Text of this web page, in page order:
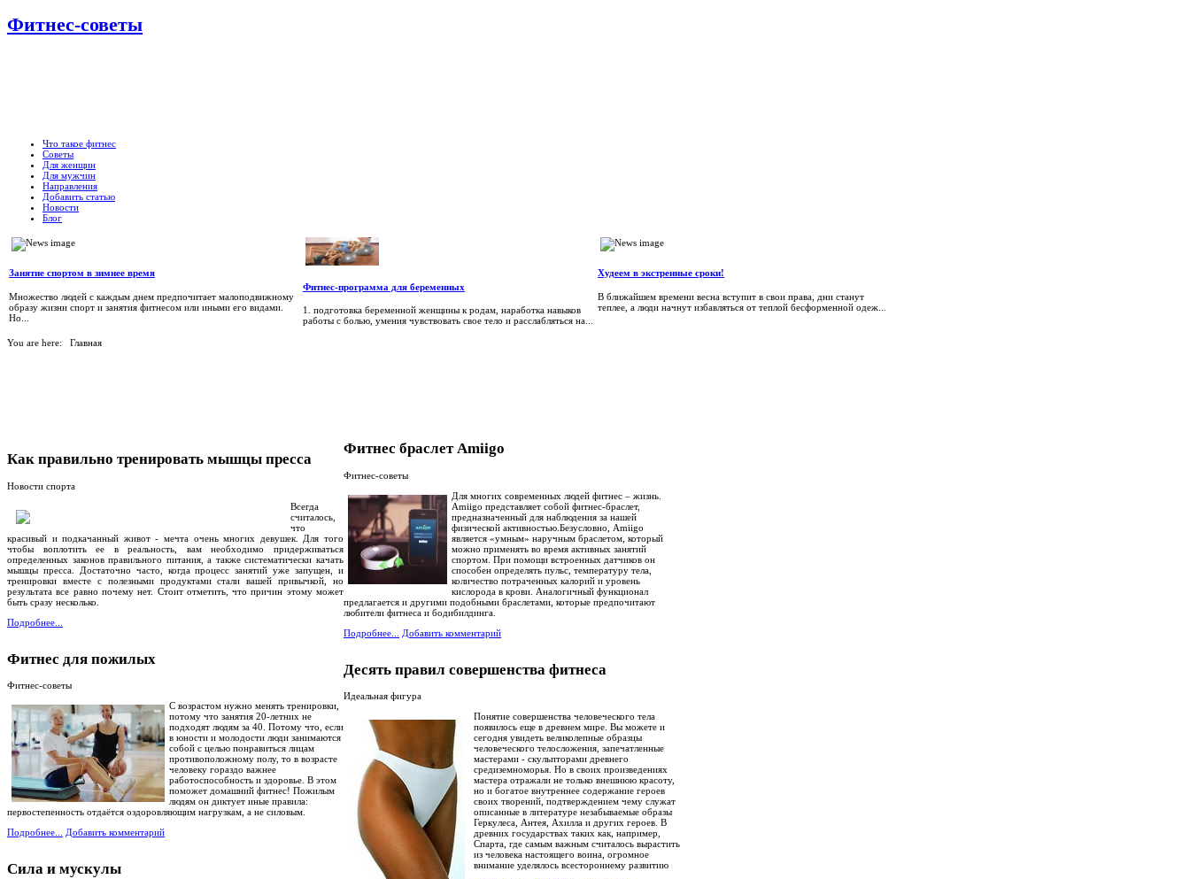
Фитнес-советы
Что такое фитнес
Советы
Для женщин
Для мужчин
Направления
Добавить статью
Новости
Блог
Занятие спортом в зимнее время
Множество людей с каждым днем предпочитает малоподвижному
образу жизни спорт и занятия фитнесом или иными его видами.
Но...
Фитнес-программа для беременных
1. подготовка беременной женщины к родам, наработка навыков
работы с болью, умения чувствовать свое тело и расслабляться на...
Худеем в экстренные сроки!
В ближайшем времени весна вступит в свои права, дни станут
теплее, а люди начнут избавляться от теплой бесформенной одеж...
You are here: Главная
Как правильно тренировать мышцы пресса
Новости спорта
Всегда
считалось,
что
красивый и подкачанный живот - мечта очень многих девушек. Для того
чтобы воплотить ее в реальность, вам необходимо придерживаться
определенных законов правильного питания, а также систематически качать
мышцы пресса. Достаточно часто, когда процесс занятий уже запущен, и
тренировки вместе с полезными продуктами стали вашей привычкой, но
результата все равно почему нет. Стоит отметить, что причин этому может
быть сразу несколько.
Подробнее...
Фитнес для пожилых
Фитнес-советы
С возрастом нужно менять тренировки,
потому что занятия 20-летних не
подходят людям за 40. Потому что, если
в юности и молодости люди занимаются
собой с целью понравиться лицам
противоположному полу, то в возрасте
человеку гораздо важнее
работоспособность и здоровье. В этом
поможет домашний фитнес! Пожилым
людям он диктует иные правила:
первостепенность отдаётся оздоровляющим нагрузкам, а не силовым.
Подробнее...
Добавить комментарий
Сила и мускулы
Фитнес браслет Amiigo
Фитнес-советы
Для многих современных людей фитнес – жизнь.
Amiigo представляет собой фитнес-браслет,
предназначенный для наблюдения за нашей
физической активностью.Безусловно, Amiigo
является «умным» наручным браслетом, который
можно применять во время активных занятий
спортом. При помощи встроенных датчиков он
способен определять пульс, температуру тела,
количество потраченных калорий и уровень
кислорода в крови. Аналогичный функционал
предлагается и другими подобными браслетами, которые предпочитают
любители фитнеса и бодибилдинга.
Подробнее...
Добавить комментарий
Десять правил совершенства фитнеса
Идеальная фигура
Понятие совершенства человеческого тела
появилось еще в древнем мире. Вы можете и
сегодня увидеть великолепные образцы
человеческого телосложения, запечатленные
мастерами - скульпторами древнего
средиземноморья. Но в своих произведениях
мастера отражали не только внешнюю красоту,
но и богатое внутреннее содержание героев
своих творений, подтверждением чему служат
описанные в литературе незабываемые образы
Геркулеса, Антея, Ахилла и других героев. В
древних государствах таких как, например,
Спарта, где самым важным считалось вырастить
из человека настоящего воина, огромное
внимание уделялось всестороннему развитию